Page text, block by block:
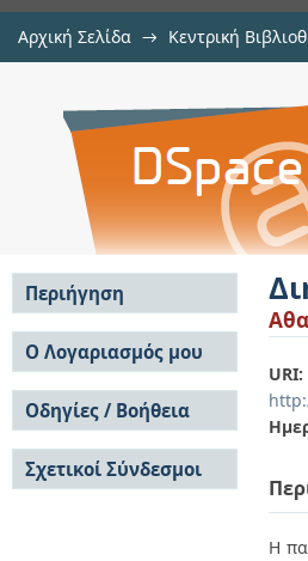
Αρχική Σελίδα → Κεντρική
Διηλεκτρικές
URI:
Η
Περιήγηση
Σε όλο το DSpace
Κοινότητες & Συλλογές
Ανά Ημερομηνία
Έκδοσης
Συγγραφείς
Τίτλοι
Θέματα
Ο Λογαριασμός μου
Σύνδεση
Εγγραφή
Οδηγίες / Βοήθεια
Οδηγίες Υποβολής
Οδηγίες Χρήσης ΙΑ
Συχνές Ερωτήσεις
Σχετικοί Σύνδεσμοι